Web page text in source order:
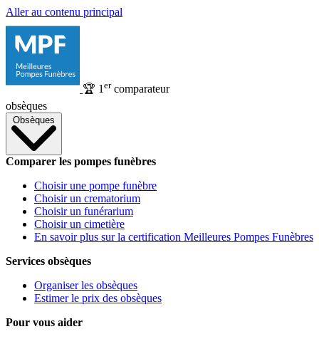
Aller au contenu principal
🏆 1 ercomparateur
obsèques
Obsèques
Comparer les pompes funèbres
Choisir une pompe funèbre
Choisir un crematorium
Choisir un funérarium
Choisir un cimetière
En savoir plus sur la certification Meilleures Pompes Funèbres
Services obsèques
Organiser les obsèques
Estimer le prix des obsèques
Pour vous aider